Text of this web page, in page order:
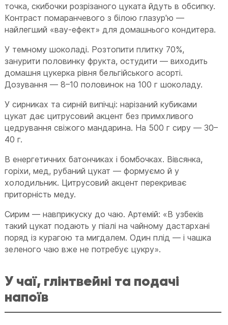
точка, скибочки розрізаного цуката йдуть в обсипку.
Контраст помаранчевого з білою глазур'ю —
найлегший «вау-ефект» для домашнього кондитера.
У темному шоколаді. Розтопити плитку 70%,
занурити половинку фрукта, остудити — виходить
домашня цукерка рівня бельгійського асорті.
Дозування — 8–10 половинок на 100 г шоколаду.
У сирниках та сирній випічці: нарізаний кубиками
цукат дає цитрусовий акцент без примхливого
цедрування свіжого мандарина. На 500 г сиру — 30–
40 г.
В енергетичних батончиках і бомбочках. Вівсянка,
горіхи, мед, рубаний цукат — формуємо й у
холодильник. Цитрусовий акцент перекриває
приторність меду.
Сирим — навприкуску до чаю. Артемій: «В узбеків
такий цукат подають у піалі на чайному дастархані
поряд із курагою та мигдалем. Один плід — і чашка
зеленого чаю вже не потребує цукру».
У чаї, глінтвейні та подачі
напоїв